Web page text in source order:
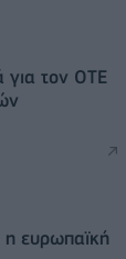
για τον ΟΤΕ
η ευρωπαϊκή